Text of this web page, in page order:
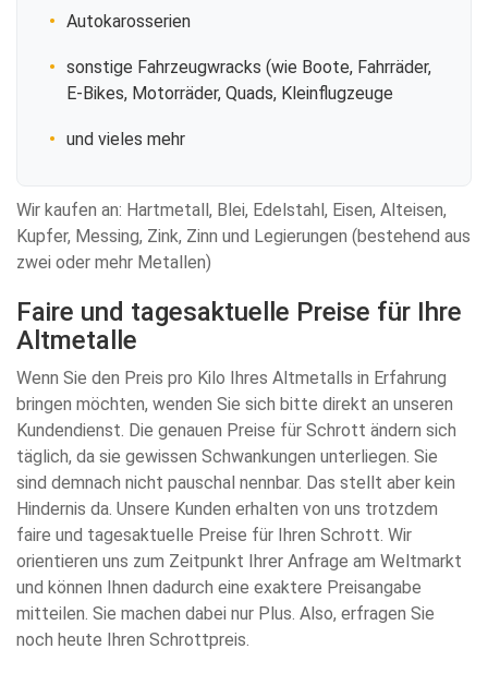
Autokarosserien
sonstige Fahrzeugwracks (wie Boote, Fahrräder,
E-Bikes, Motorräder, Quads, Kleinflugzeuge
und vieles mehr
Wir kaufen an: Hartmetall, Blei, Edelstahl, Eisen, Alteisen,
Kupfer, Messing, Zink, Zinn und Legierungen (bestehend aus
zwei oder mehr Metallen)
Faire und tagesaktuelle Preise für Ihre
Altmetalle
Wenn Sie den Preis pro Kilo Ihres Altmetalls in Erfahrung
bringen möchten, wenden Sie sich bitte direkt an unseren
Kundendienst. Die genauen Preise für Schrott ändern sich
täglich, da sie gewissen Schwankungen unterliegen. Sie
sind demnach nicht pauschal nennbar. Das stellt aber kein
Hindernis da. Unsere Kunden erhalten von uns trotzdem
faire und tagesaktuelle Preise für Ihren Schrott. Wir
orientieren uns zum Zeitpunkt Ihrer Anfrage am Weltmarkt
und können Ihnen dadurch eine exaktere Preisangabe
mitteilen. Sie machen dabei nur Plus. Also, erfragen Sie
noch heute Ihren Schrottpreis.